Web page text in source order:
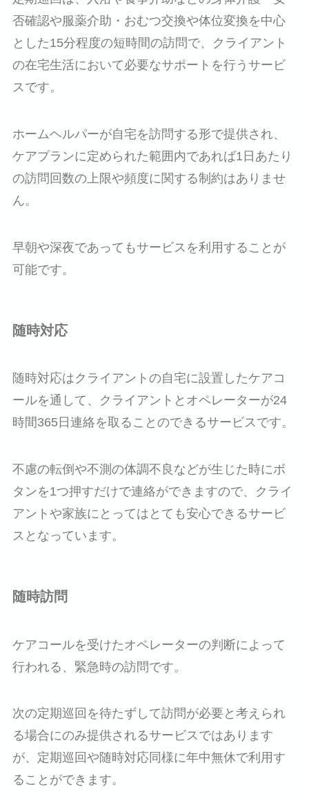
否確認や服薬介助・おむつ交換や体位変換を中心
とした15分程度の短時間の訪問で、クライアント
の在宅生活において必要なサポートを行うサービ
スです。
ホームヘルパーが自宅を訪問する形で提供され、
ケアプランに定められた範囲内であれば1日あたり
の訪問回数の上限や頻度に関する制約はありませ
ん。
早朝や深夜であってもサービスを利用することが
可能です。
随時対応
随時対応はクライアントの自宅に設置したケアコ
ールを通して、クライアントとオペレーターが24
時間365日連絡を取ることのできるサービスです。
不慮の転倒や不測の体調不良などが生じた時にボ
タンを1つ押すだけで連絡ができますので、クライ
アントや家族にとってはとても安心できるサービ
スとなっています。
随時訪問
ケアコールを受けたオペレーターの判断によって
行われる、緊急時の訪問です。
次の定期巡回を待たずして訪問が必要と考えられ
る場合にのみ提供されるサービスではあります
が、定期巡回や随時対応同様に年中無休で利用す
ることができます。